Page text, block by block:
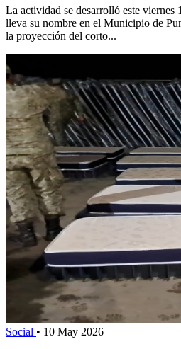
La actividad se desarrolló este viernes
lleva su nombre en el Municipio de
la proyección del corto...
Social • 10 May 2026